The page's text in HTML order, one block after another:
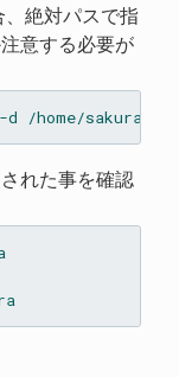
絶対パスで指
意する必要が
れた事を確認
[root@localhost ~]# ls -l ~sakura